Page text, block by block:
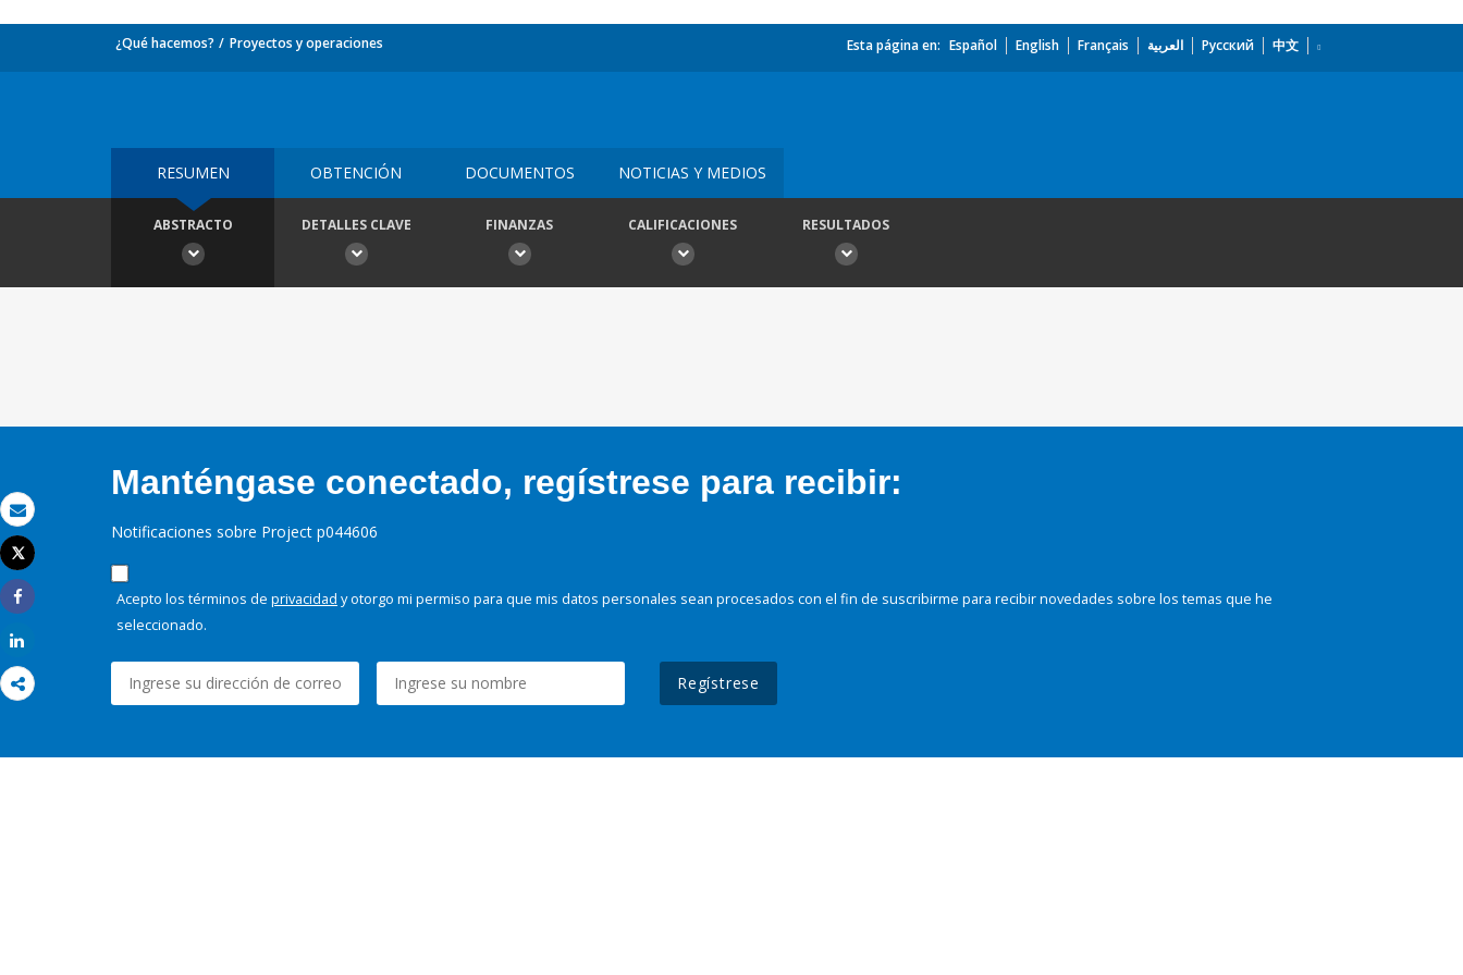
Correo electrónico
Imprimir
Tweet
Share
¿Qué hacemos? Proyectos y operaciones Esta página en: Español English Français العربية Русский 中文
RESUMEN OBTENCIÓN DOCUMENTOS NOTICIAS Y MEDIOS
ABSTRACTO DETALLES CLAVE FINANZAS CALIFICACIONES RESULTADOS
Manténgase conectado, regístrese para recibir:
Notificaciones sobre Project p044606
Acepto los términos de privacidad y otorgo mi permiso para que mis datos personales sean procesados con el fin de suscribirme para recibir novedades sobre los temas que he
seleccionado.
Regístrese